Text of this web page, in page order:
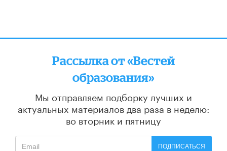
Рассылка от «Вестей
образования»
Мы отправляем подборку лучших и
актуальных материалов два раза в неделю:
во вторник и пятницу
ПОДПИСАТЬСЯ